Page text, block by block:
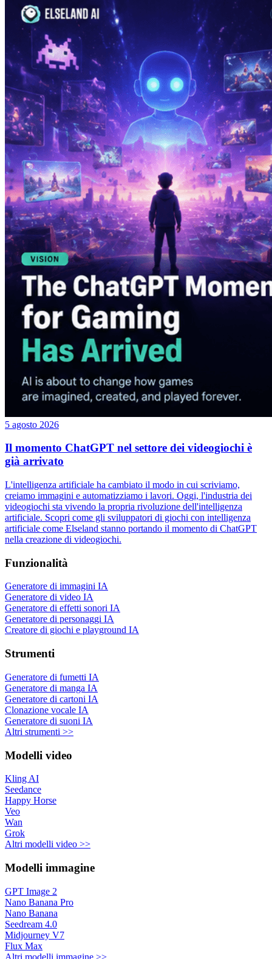
5 agosto 2026
Il momento ChatGPT nel settore dei videogiochi è
già arrivato
L'intelligenza artificiale ha cambiato il modo in cui scriviamo,
creiamo immagini e automatizziamo i lavori. Oggi, l'industria dei
videogiochi sta vivendo la propria rivoluzione dell'intelligenza
artificiale. Scopri come gli sviluppatori di giochi con intelligenza
artificiale come Elseland stanno portando il momento di ChatGPT
nella creazione di videogiochi.
Funzionalità
Generatore di immagini IA
Generatore di video IA
Generatore di effetti sonori IA
Generatore di personaggi IA
Creatore di giochi e playground IA
Strumenti
Generatore di fumetti IA
Generatore di manga IA
Generatore di cartoni IA
Clonazione vocale IA
Generatore di suoni IA
Altri strumenti >>
Modelli video
Kling AI
Seedance
Happy Horse
Veo
Wan
Grok
Altri modelli video >>
Modelli immagine
GPT Image 2
Nano Banana Pro
Nano Banana
Seedream 4.0
Midjourney V7
Flux Max
Altri modelli immagine >>